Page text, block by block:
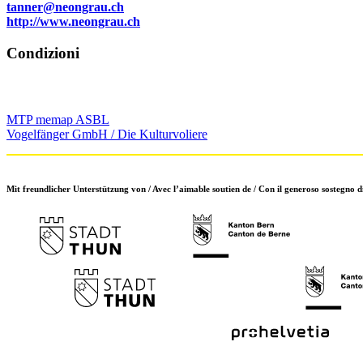
tanner@neongrau.ch
http://www.neongrau.ch
Condizioni
MTP memap ASBL
Vogelfänger GmbH / Die Kulturvoliere
Mit freundlicher Unterstützung von / Avec l’aimable soutien de / Con il generoso sostegno